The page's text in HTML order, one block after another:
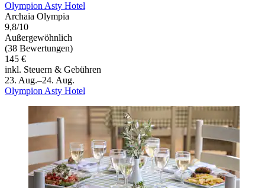
Olympion Asty Hotel
Archaia Olympia
9,8/10
Außergewöhnlich
(38 Bewertungen)
145 €
inkl. Steuern & Gebühren
23. Aug.–24. Aug.
Olympion Asty Hotel